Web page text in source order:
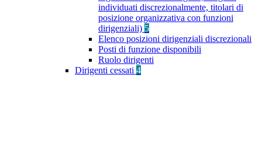
individuati discrezionalmente, titolari di
posizione organizzativa con funzioni
dirigenziali) 5
Elenco posizioni dirigenziali discrezionali
Posti di funzione disponibili
Ruolo dirigenti
Dirigenti cessati 4